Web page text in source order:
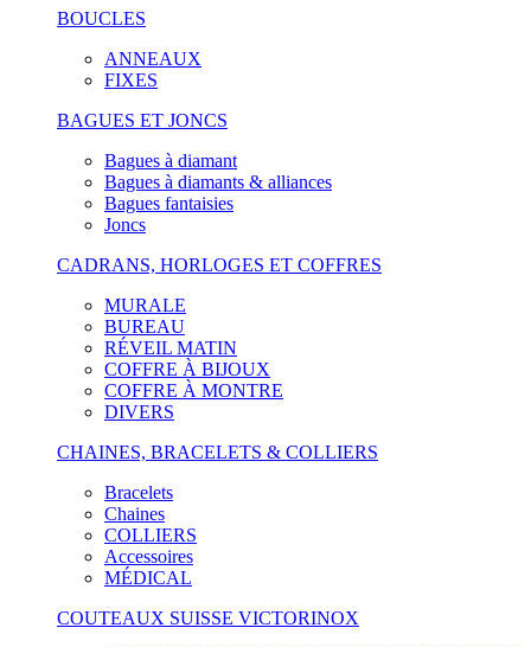
BOUCLES
ANNEAUX
FIXES
BAGUES ET JONCS
Bagues à diamant
Bagues à diamants & alliances
Bagues fantaisies
Joncs
CADRANS, HORLOGES ET COFFRES
MURALE
BUREAU
RÉVEIL MATIN
COFFRE À BIJOUX
COFFRE À MONTRE
DIVERS
CHAINES, BRACELETS & COLLIERS
Bracelets
Chaines
COLLIERS
Accessoires
MÉDICAL
COUTEAUX SUISSE VICTORINOX